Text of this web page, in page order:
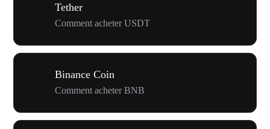
Tether
Comment acheter USDT
Binance Coin
Comment acheter BNB